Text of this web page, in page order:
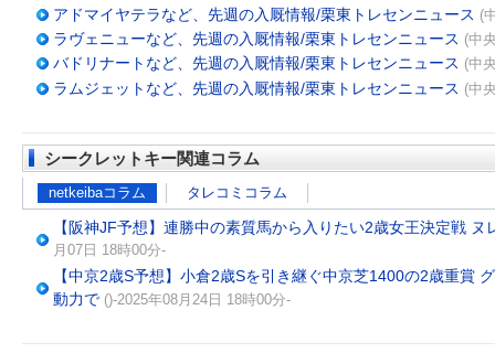
アドマイヤテラなど、先週の入厩情報/栗東トレセンニュース (
ラヴェニューなど、先週の入厩情報/栗東トレセンニュース (中
バドリナートなど、先週の入厩情報/栗東トレセンニュース (中
ラムジェットなど、先週の入厩情報/栗東トレセンニュース (中
シークレットキー関連コラム
netkeibaコラム タレコミコラム
【阪神JF予想】連勝中の素質馬から入りたい2歳女王決定戦
月07日 18時00分-
【中京2歳S予想】小倉2歳Sを引き継ぐ中京芝1400の2歳重賞
動力で ()-2025年08月24日 18時00分-